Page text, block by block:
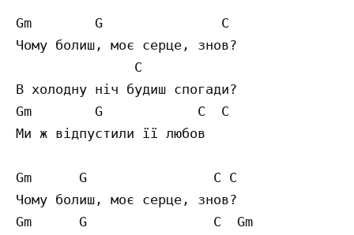
Gm        G               C
Чому болиш, моє серце, знов?
               C
В холодну ніч будиш спогади?
Gm        G            C  C
Ми ж відпустили її любов
Gm      G                C C
Чому болиш, моє серце, знов?
Gm      G                C  Gm